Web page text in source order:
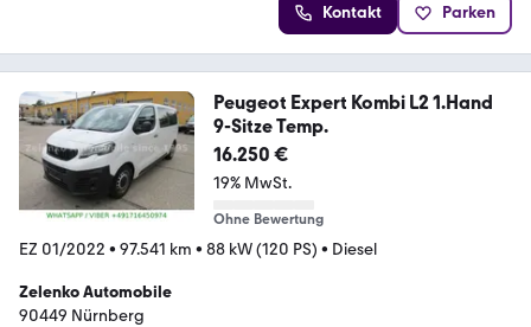
Kontakt Parken
Peugeot Expert Kombi L2 1.Hand
9-Sitze Temp.
16.250 €
19% MwSt.
Ohne Bewertung
EZ 01/2022 • 97.541 km • 88 kW (120 PS) • Diesel
Zelenko Automobile
90449 Nürnberg